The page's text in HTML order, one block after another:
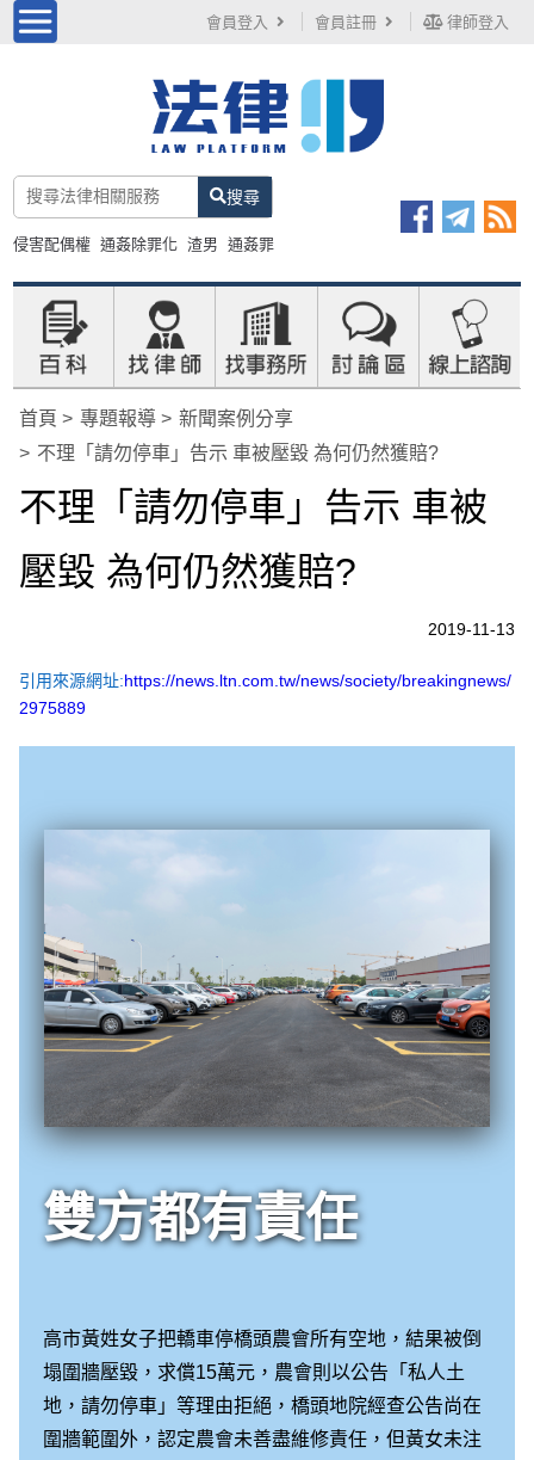
會員登入 會員註冊 律師登入
搜尋
侵害配偶權 通姦除罪化 渣男 通姦罪
首頁 專題報導
新聞案例分享
不理「請勿停車」告示 車被壓毀 為何仍然獲賠?
不理「請勿停車」告示 車被
壓毀 為何仍然獲賠?
2019-11-13
引用來源網址:https://news.ltn.com.tw/news/society/breakingnews/
2975889
雙方都有責任
高市黃姓女子把轎車停橋頭農會所有空地，結果被倒
塌圍牆壓毀，求償15萬元，農會則以公告「私人土
地，請勿停車」等理由拒絕，橋頭地院經查公告尚在
圍牆範圍外，認定農會未善盡維修責任，但黃女未注